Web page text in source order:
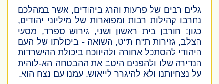
גלים רבים של פרעות והרג ביהודים, אשר במהלכם
נחרבו קהילות רבות ומפוארות של מיליוני יהודים,
כגון: חורבן בית ראשון ושני, גירוש ספרד, מסעי
הצלב, גזירות ת"ח ת"ט, השואה - ביכולתו של העם
היהודי להסתכל אחורה ולהיווכח ביכולת ההישרדות
הנדירה שלו ולהפנים היטב את ההבטחה הא-לוהית
על נצחיותנו ולא להיגרר לייאוש. עמנו עם נצח הוא.